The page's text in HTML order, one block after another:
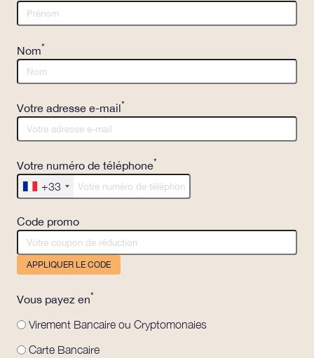
Nom*
Votre adresse e-mail*
Votre numéro de téléphone*
+33
Code promo
APPLIQUER LE CODE
Vous payez en*
Virement Bancaire ou Cryptomonaies
Carte Bancaire